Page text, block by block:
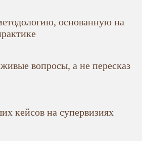
основанную на
вопросы, а не пересказ
кейсов на супервизиях